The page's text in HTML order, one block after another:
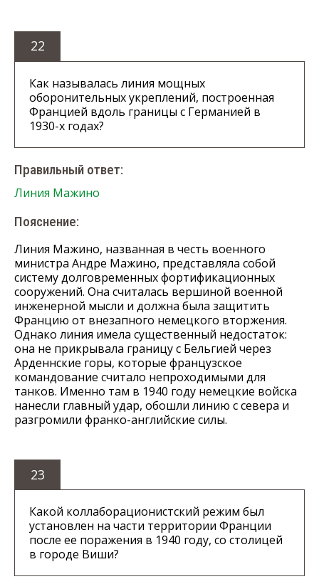
22
Как называлась линия мощных
оборонительных укреплений, построенная
Францией вдоль границы с Германией в
1930-х годах?
Правильный ответ:
Линия Мажино
Пояснение:
Линия Мажино, названная в честь военного
министра Андре Мажино, представляла собой
систему долговременных фортификационных
сооружений. Она считалась вершиной военной
инженерной мысли и должна была защитить
Францию от внезапного немецкого вторжения.
Однако линия имела существенный недостаток:
она не прикрывала границу с Бельгией через
Арденнские горы, которые французское
командование считало непроходимыми для
танков. Именно там в 1940 году немецкие войска
нанесли главный удар, обошли линию с севера и
разгромили франко-английские силы.
23
Какой коллаборационистский режим был
установлен на части территории Франции
после ее поражения в 1940 году, со столицей
в городе Виши?